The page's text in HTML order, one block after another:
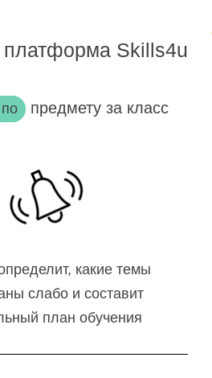
платформа Skills4u
предмету за класс
какие темы
слабо и составит
план обучения